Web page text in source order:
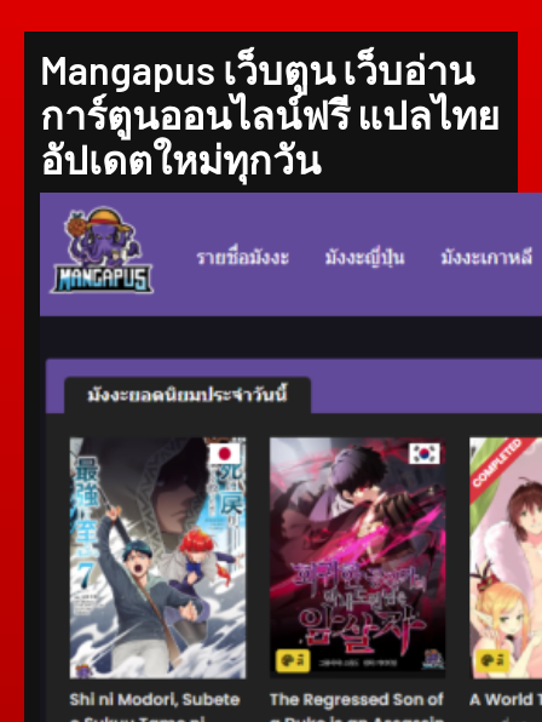
Mangapus เว็บตูน เว็บอ่าน
การ์ตูนออนไลน์ฟรี แปลไทย
อัปเดตใหม่ทุกวัน